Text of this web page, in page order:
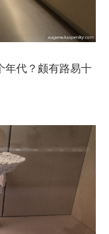
年代？颇有路易十